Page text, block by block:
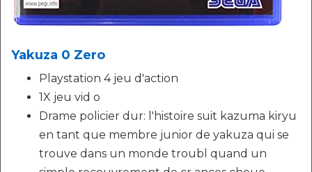
Yakuza 0 Zero
Playstation 4 jeu d'action
1X jeu vid o
Drame policier dur: l'histoire suit kazuma kiryu
en tant que membre junior de yakuza qui se
trouve dans un monde troubl quand un